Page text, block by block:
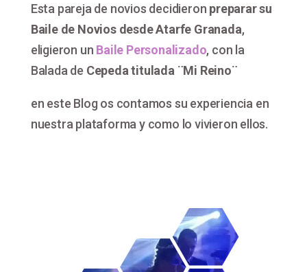
Esta pareja de novios decidieron preparar su
Baile de Novios desde Atarfe Granada,
eligieron un Baile Personalizado, con la
Balada de Cepeda titulada ¨Mi Reino¨
en este Blog os contamos su experiencia en
nuestra plataforma y como lo vivieron ellos.